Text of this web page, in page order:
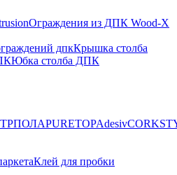
Ограждения из ДПК Wood-X
дпкКрышка столба
Юбка столба ДПК
PURETOPAdesiv
Клей для пробки